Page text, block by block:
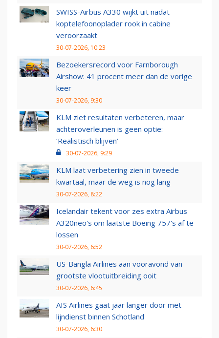
SWISS-Airbus A330 wijkt uit nadat
koptelefoonoplader rook in cabine
veroorzaakt
30-07-2026, 10:23
Bezoekersrecord voor Farnborough
Airshow: 41 procent meer dan de vorige
keer
30-07-2026, 9:30
KLM ziet resultaten verbeteren, maar
achteroverleunen is geen optie:
‘Realistisch blijven’
30-07-2026, 9:29
KLM laat verbetering zien in tweede
kwartaal, maar de weg is nog lang
30-07-2026, 8:22
Icelandair tekent voor zes extra Airbus
A320neo's om laatste Boeing 757's af te
lossen
30-07-2026, 6:52
US-Bangla Airlines aan vooravond van
grootste vlootuitbreiding ooit
30-07-2026, 6:45
AIS Airlines gaat jaar langer door met
lijndienst binnen Schotland
30-07-2026, 6:30